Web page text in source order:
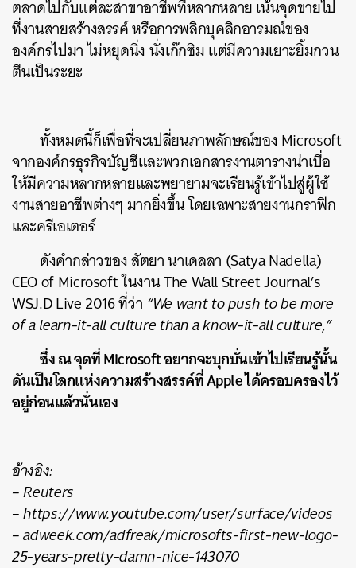
ตลาดไปกับแต่ละสาขาอาชีพที่หลากหลาย เน้นจุดขายไป
ที่งานสายสร้างสรรค์ หรือการพลิกบุคลิกอารมณ์ของ
องค์กรไปมา ไม่หยุดนิ่ง นั่งเก๊กซิม แต่มีความเยาะยิ้มกวน
ตีนเป็นระยะ
ทั้งหมดนี้ก็เพื่อที่จะเปลี่ยนภาพลักษณ์ของ Microsoft
จากองค์กรธุรกิจบัญชีและพวกเอกสารงานตารางน่าเบื่อ
ให้มีความหลากหลายและพยายามจะเรียนรู้เข้าไปสู่ผู้ใช้
งานสายอาชีพต่างๆ มากยิ่งขึ้น โดยเฉพาะสายงานกราฟิก
และครีเอเตอร์
ดังคำกล่าวของ สัตยา นาเดลลา (Satya Nadella)
CEO of Microsoft ในงาน The Wall Street Journal’s
WSJ.D Live 2016 ที่ว่า “We want to push to be more
of a learn-it-all culture than a know-it-all culture,”
ซึ่ง ณ จุดที่ Microsoft อยากจะบุกบั่นเข้าไปเรียนรู้นั้น
ดันเป็นโลกแห่งความสร้างสรรค์ที่ Apple ได้ครอบครองไว้
อยู่ก่อนแล้วนั่นเอง
อ้างอิง:
– Reuters
– https://www.youtube.com/user/surface/videos
– adweek.com/adfreak/microsofts-first-new-logo-
25-years-pretty-damn-nice-143070